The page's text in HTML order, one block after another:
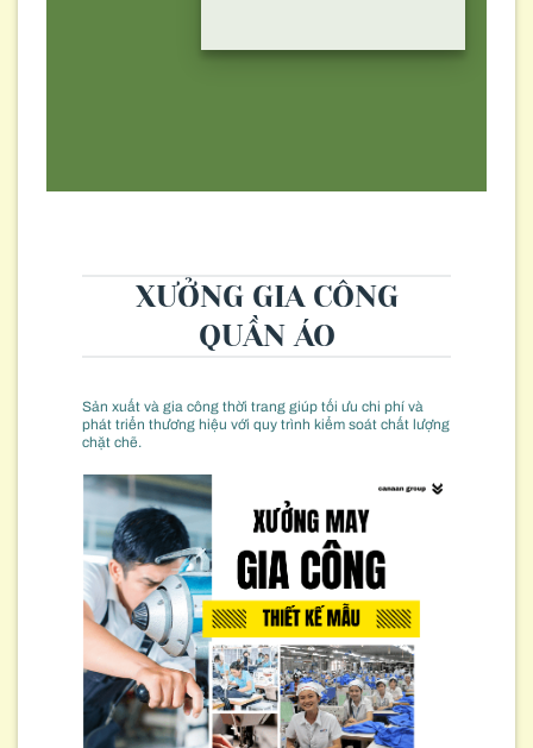
XƯỞNG GIA CÔNG
QUẦN ÁO
Sản xuất và gia công thời trang giúp tối ưu chi phí và
phát triển thương hiệu với quy trình kiểm soát chất lượng
chặt chẽ.